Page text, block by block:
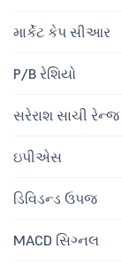
માર્કેટ કેપ સીઆર
P/B રેશિયો
સરેરાશ સાચી રેન્જ
ઇપીએસ
ડિવિડન્ડ ઉપજ
MACD સિગ્નલ